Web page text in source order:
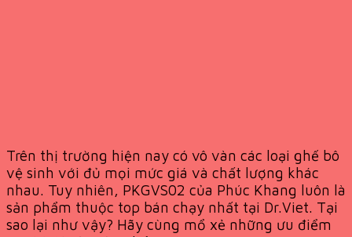
Trên thị trường hiện nay có vô vàn các loại ghế bô
vệ sinh với đủ mọi mức giá và chất lượng khác
nhau. Tuy nhiên, PKGVS02 của Phúc Khang luôn là
sản phẩm thuộc top bán chạy nhất tại Dr.Viet. Tại
sao lại như vậy? Hãy cùng mổ xẻ những ưu điểm